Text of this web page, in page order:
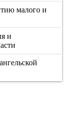
малого и
и